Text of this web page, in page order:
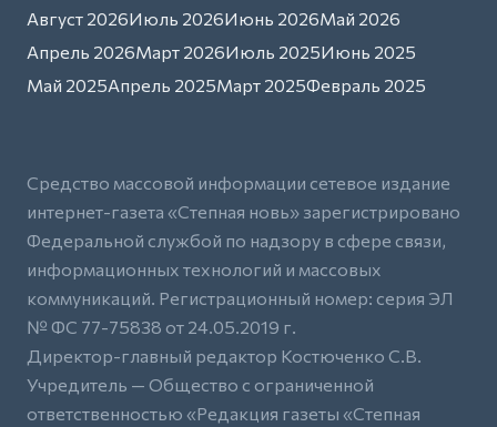
Август 2026Июль 2026Июнь 2026Май 2026
Апрель 2026Март 2026Июль 2025Июнь 2025
Май 2025Апрель 2025Март 2025Февраль 2025
Средство массовой информации сетевое издание
интернет-газета «Степная новь» зарегистрировано
Федеральной службой по надзору в сфере связи,
информационных технологий и массовых
коммуникаций. Регистрационный номер: серия ЭЛ
№ ФС 77-75838 от 24.05.2019 г.
Директор-главный редактор Костюченко С.В.
Учредитель — Общество с ограниченной
ответственностью «Редакция газеты «Степная